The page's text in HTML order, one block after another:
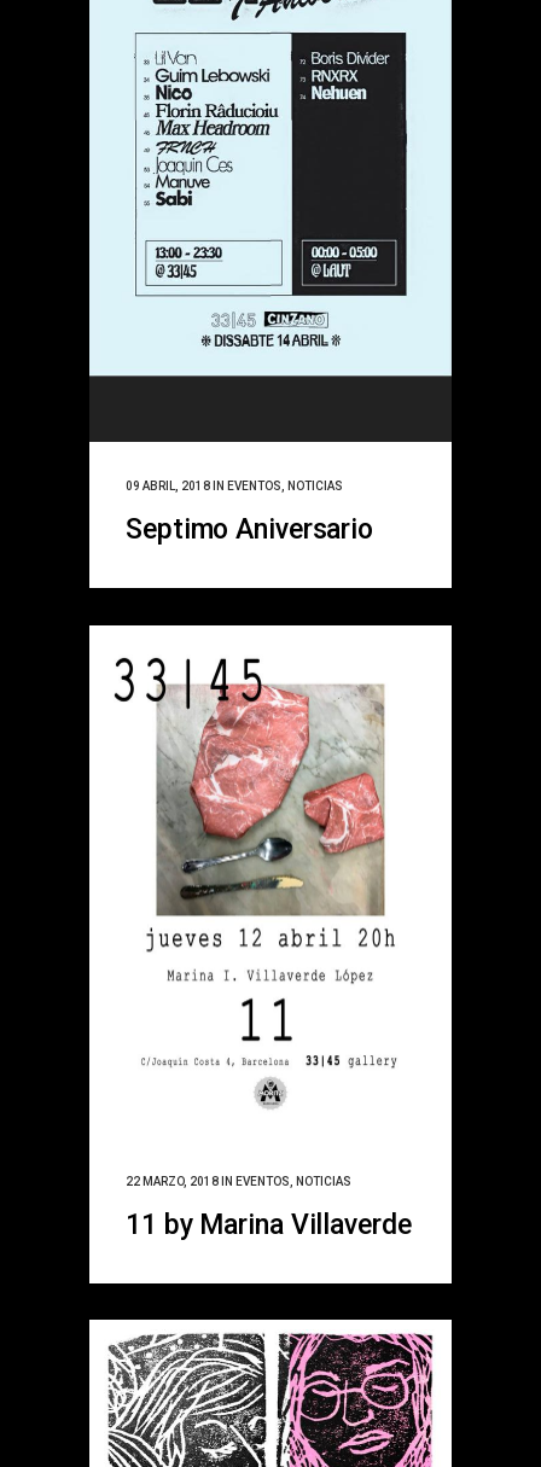
09 ABRIL, 2018 IN EVENTOS, NOTICIAS
Septimo Aniversario
22 MARZO, 2018 IN EVENTOS, NOTICIAS
11 by Marina Villaverde